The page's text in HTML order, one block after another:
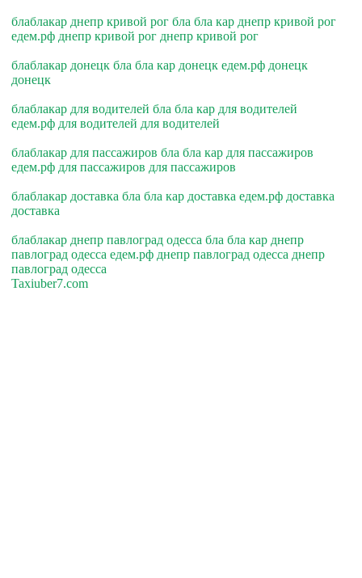
блаблакар днепр кривой рог бла бла кар днепр кривой рог
едем.рф днепр кривой рог днепр кривой рог
блаблакар донецк бла бла кар донецк едем.рф донецк
донецк
блаблакар для водителей бла бла кар для водителей
едем.рф для водителей для водителей
блаблакар для пассажиров бла бла кар для пассажиров
едем.рф для пассажиров для пассажиров
блаблакар доставка бла бла кар доставка едем.рф доставка
доставка
блаблакар днепр павлоград одесса бла бла кар днепр
павлоград одесса едем.рф днепр павлоград одесса днепр
павлоград одесса
Taxiuber7.com